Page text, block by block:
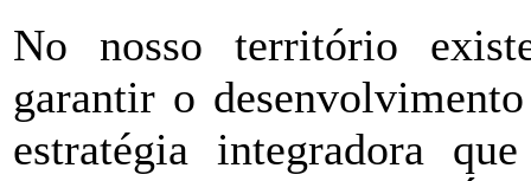
No nosso território
garantir o
estratégia integradora